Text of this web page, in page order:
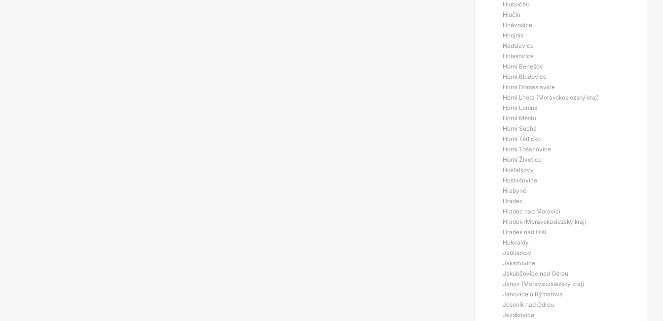
Hlubočec
Hlučín
Hněvošice
Hnojník
Hodslavice
Holasovice
Horní Benešov
Horní Bludovice
Horní Domaslavice
Horní Lhota (Moravskoslezský kraj)
Horní Lomná
Horní Město
Horní Suchá
Horní Těrlicko
Horní Tošanovice
Horní Životice
Hošťálkovy
Hostašovice
Hrabyně
Hradec
Hradec nad Moravicí
Hrádek (Moravskoslezský kraj)
Hrádek nad Olší
Hukvaldy
Jablunkov
Jakartovice
Jakubčovice nad Odrou
Janov (Moravskoslezský kraj)
Janovice u Rýmařova
Jeseník nad Odrou
Jezdkovice